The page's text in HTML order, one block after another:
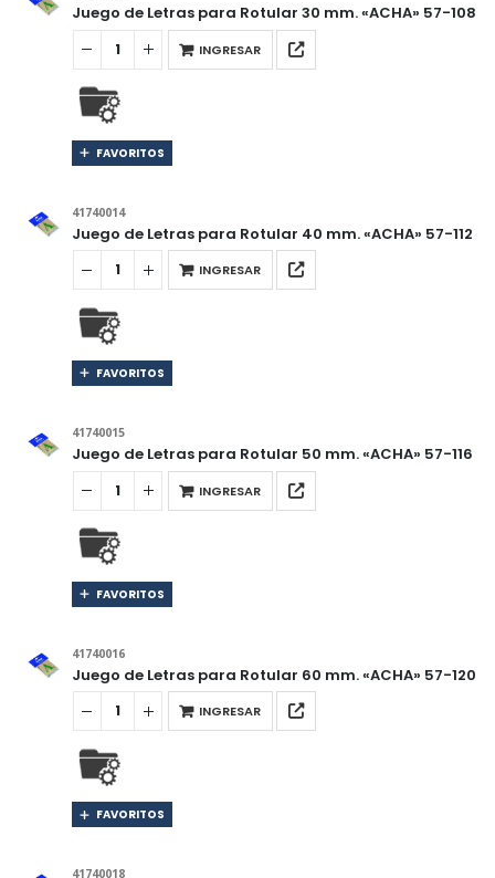
Juego de Letras para Rotular 30 mm. «ACHA» 57-108
INGRESAR
FAVORITOS
41740014
Juego de Letras para Rotular 40 mm. «ACHA» 57-112
INGRESAR
FAVORITOS
41740015
Juego de Letras para Rotular 50 mm. «ACHA» 57-116
INGRESAR
FAVORITOS
41740016
Juego de Letras para Rotular 60 mm. «ACHA» 57-120
INGRESAR
FAVORITOS
41740018